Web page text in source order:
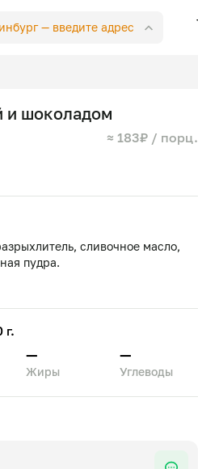
— введите адрес
и шоколадом
≈ 183₽ / порц.
сливочное масло,
—
Жиры
—
Углеводы